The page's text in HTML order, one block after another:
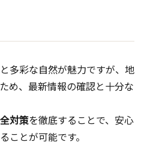
多彩な自然が魅力ですが、地
め、最新情報の確認と十分な
対策を徹底することで、安心
ことが可能です。